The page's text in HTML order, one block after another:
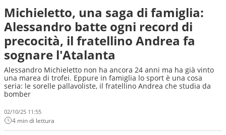
Michieletto, una saga di famiglia:
Alessandro batte ogni record di
precocità, il fratellino Andrea fa
sognare l'Atalanta
Alessandro Michieletto non ha ancora 24 anni ma ha già vinto
una marea di trofei. Eppure in famiglia lo sport è una cosa
seria: le sorelle pallavoliste, il fratellino Andrea che studia da
bomber
02/10/25 11:55
4 min di lettura